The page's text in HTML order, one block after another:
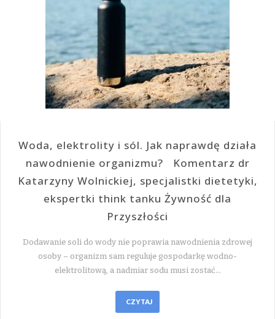
Woda, elektrolity i sól. Jak naprawdę działa
nawodnienie organizmu? Komentarz dr
Katarzyny Wolnickiej, specjalistki dietetyki,
ekspertki think tanku Żywność dla
Przyszłości
Dodawanie soli do wody nie poprawia nawodnienia zdrowej
osoby – organizm sam reguluje gospodarkę wodno-
elektrolitową, a nadmiar sodu musi zostać…
CZYTAJ